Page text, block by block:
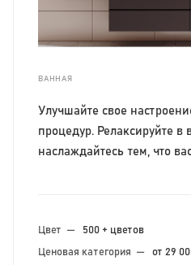
ВАННАЯ
Улучшайте свое
процедур. Релаксируйте в
наслаждайтесь тем, что
Цвет — 500 + цветов
Ценовая категория — от 29